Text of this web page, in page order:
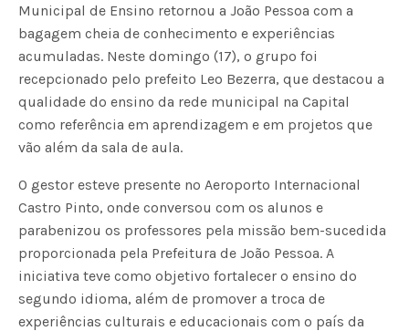
Municipal de Ensino retornou a João Pessoa com a
bagagem cheia de conhecimento e experiências
acumuladas. Neste domingo (17), o grupo foi
recepcionado pelo prefeito Leo Bezerra, que destacou a
qualidade do ensino da rede municipal na Capital
como referência em aprendizagem e em projetos que
vão além da sala de aula.
O gestor esteve presente no Aeroporto Internacional
Castro Pinto, onde conversou com os alunos e
parabenizou os professores pela missão bem-sucedida
proporcionada pela Prefeitura de João Pessoa. A
iniciativa teve como objetivo fortalecer o ensino do
segundo idioma, além de promover a troca de
experiências culturais e educacionais com o país da